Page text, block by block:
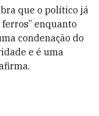
que o político já
enquanto
condenação do
e é uma